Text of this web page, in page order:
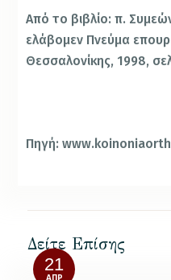
Από το βιβλίο: π.
ελάβομεν Πνεύμα
Θεσσαλονίκης, 1998,
Πηγή:
Δείτε Επίσης
21